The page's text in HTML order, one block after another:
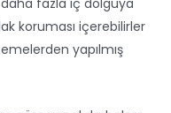
fazla iç dolguya
koruması içerebilirler
yapılmış